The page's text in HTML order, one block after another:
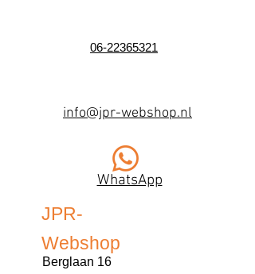
06-22365321
info@jpr-webshop.nl
WhatsApp
JPR-
Webshop
Berglaan 16